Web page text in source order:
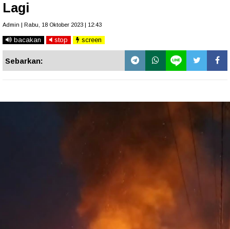
Lagi
Admin | Rabu, 18 Oktober 2023 | 12:43
bacakan stop screen
Sebarkan: